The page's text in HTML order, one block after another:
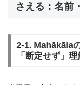
さえる：名前
2-1. Mahākāla
「断定せず」